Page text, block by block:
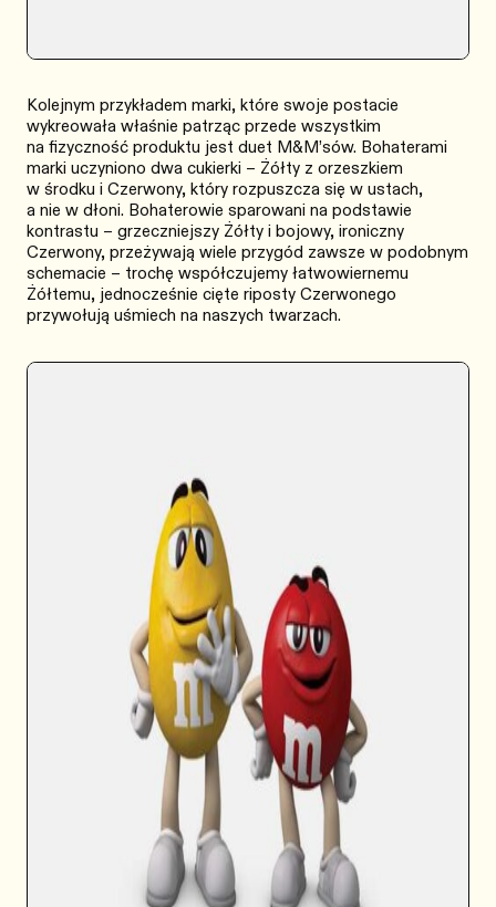
Kolejnym przykładem marki, które swoje postacie
wykreowała właśnie patrząc przede wszystkim
na fizyczność produktu jest duet M&M’sów. Bohaterami
marki uczyniono dwa cukierki – Żółty z orzeszkiem
w środku i Czerwony, który rozpuszcza się w ustach,
a nie w dłoni. Bohaterowie sparowani na podstawie
kontrastu – grzeczniejszy Żółty i bojowy, ironiczny
Czerwony, przeżywają wiele przygód zawsze w podobnym
schemacie – trochę współczujemy łatwowiernemu
Żółtemu, jednocześnie cięte riposty Czerwonego
przywołują uśmiech na naszych twarzach.